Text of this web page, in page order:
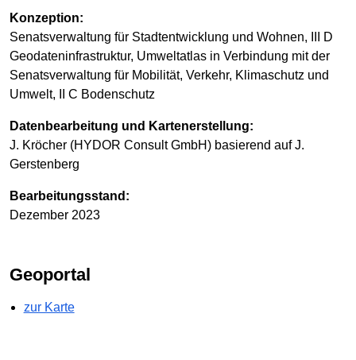
Konzeption:
Senatsverwaltung für Stadtentwicklung und Wohnen, III D
Geodateninfrastruktur, Umweltatlas in Verbindung mit der
Senatsverwaltung für Mobilität, Verkehr, Klimaschutz und
Umwelt, II C Bodenschutz
Datenbearbeitung und Kartenerstellung:
J. Kröcher (HYDOR Consult GmbH) basierend auf J.
Gerstenberg
Bearbeitungsstand:
Dezember 2023
Geoportal
zur Karte